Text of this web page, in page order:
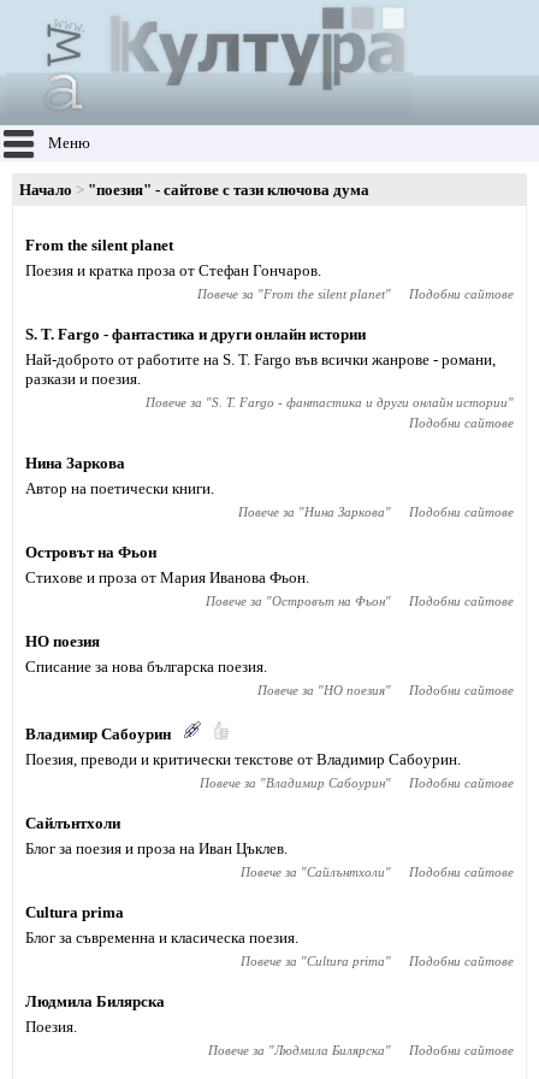
Меню
Начало "поезия" - сайтове с тази ключова дума
From the silent planet
Поезия и кратка проза от Стефан Гончаров.
Повече за "From the silent planet" Подобни сайтове
S. T. Fargo - фантастика и други онлайн истории
Най-доброто от работите на S. T. Fargo във всички жанрове - романи,
разкази и поезия.
Повече за "S. T. Fargo - фантастика и други онлайн истории"
Подобни сайтове
Нина Заркова
Автор на поетически книги.
Повече за "Нина Заркова" Подобни сайтове
Островът на Фьон
Стихове и проза от Мария Иванова Фьон.
Повече за "Островът на Фьон" Подобни сайтове
НО поезия
Списание за нова българска поезия.
Повече за "НО поезия" Подобни сайтове
Владимир Сабоурин
Поезия, преводи и критически текстове от Владимир Сабоурин.
Повече за "Владимир Сабоурин" Подобни сайтове
Сайлънтхоли
Блог за поезия и проза на Иван Цъклев.
Повече за "Сайлънтхоли" Подобни сайтове
Cultura prima
Блог за съвременна и класическа поезия.
Повече за "Cultura prima" Подобни сайтове
Людмила Билярска
Поезия.
Повече за "Людмила Билярска" Подобни сайтове